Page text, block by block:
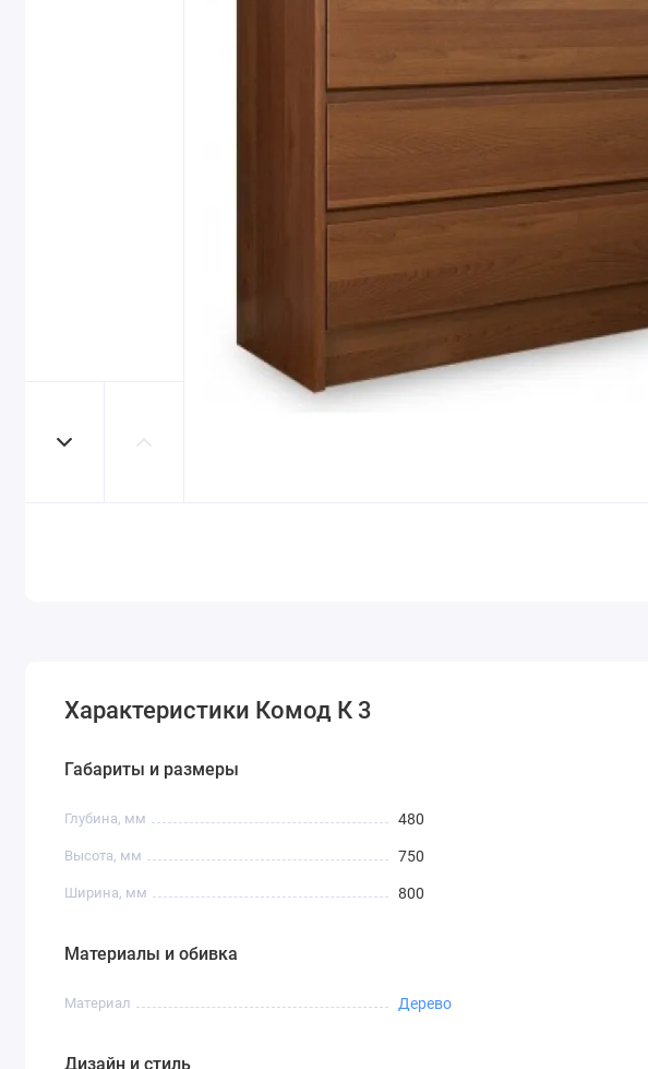
Характеристики Комод К 3
Габариты и размеры
Глубина, мм 480
Высота, мм 750
Ширина, мм 800
Материалы и обивка
Материал Дерево
Дизайн и стиль